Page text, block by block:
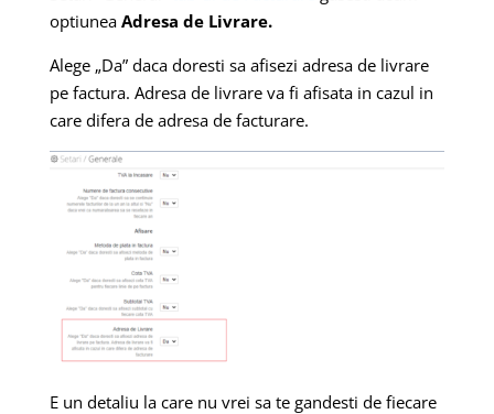
optiuneaAdresa de Livrare.
Alege „Da” daca doresti sa afisezi adresa de livrare
pe factura. Adresa de livrare va fi afisata in cazul in
care difera de adresa de facturare.
E un detaliu la care nu vrei sa te gandesti de fiecare